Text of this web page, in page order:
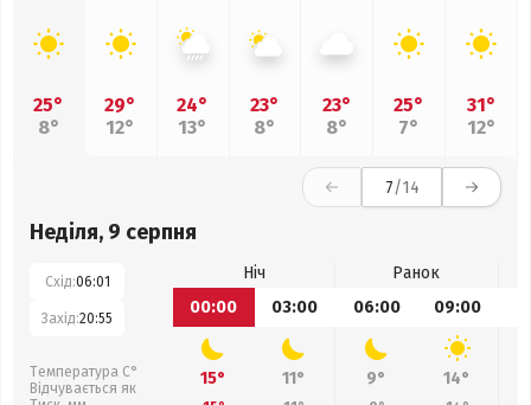
25°
8°
29°
12°
24°
13°
23°
8°
23°
8°
25°
7°
31°
12°
7/14
Неділя, 9 серпня
Схід:06:01
Захід:20:55
Температура С°
Відчувається як
Ніч
Ранок
00:00
03:00 06:00 09:00
15° 11° 9° 14°